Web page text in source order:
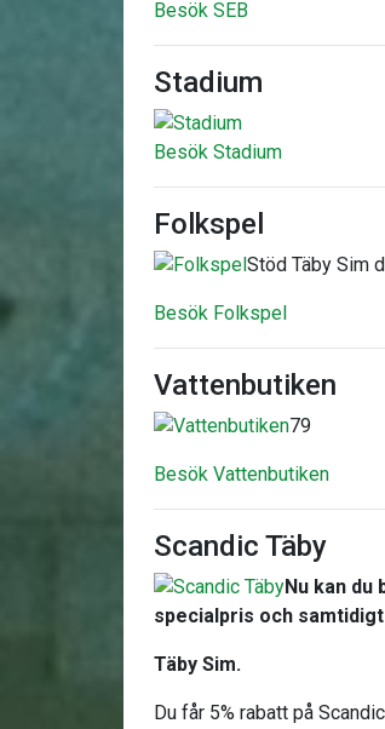
Besök SEB
Stadium
Besök Stadium
Folkspel
Stöd Täby Sim
Besök Folkspel
Vattenbutiken
79
Besök Vattenbutiken
Scandic Täby
Nu kan du
specialpris och
Täby Sim.
Du får 5% rabatt på